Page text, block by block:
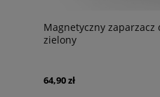
Magnetyczny zaparzacz
zielony
64,90 zł